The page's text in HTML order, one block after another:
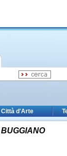
Città d'Arte
BUGGIANO